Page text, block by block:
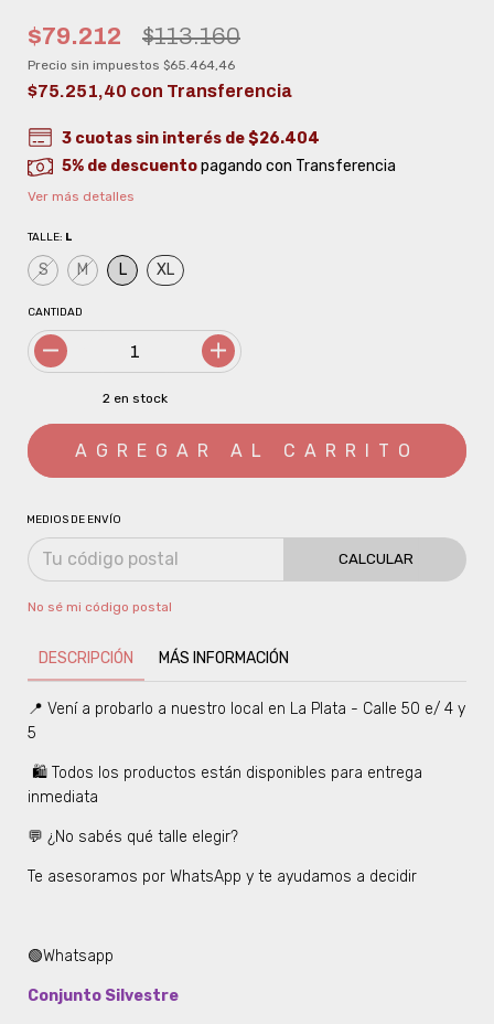
$79.212 $113.160
Precio sin impuestos $65.464,46
$75.251,40 con Transferencia
3 cuotas sin interés de$26.404
5% de descuentopagando con Transferencia
Ver más detalles
TALLE: L
S M L XL
CANTIDAD
2 en stock
MEDIOS DE ENVÍO
CALCULAR
No sé mi código postal
DESCRIPCIÓN MÁS INFORMACIÓN
📍 Vení a probarlo a nuestro local en La Plata - Calle 50 e/ 4 y
5
🛍️ Todos los productos están disponibles para entrega
inmediata
💬 ¿No sabés qué talle elegir?
Te asesoramos por WhatsApp y te ayudamos a decidir
🟢Whatsapp
Conjunto Silvestre